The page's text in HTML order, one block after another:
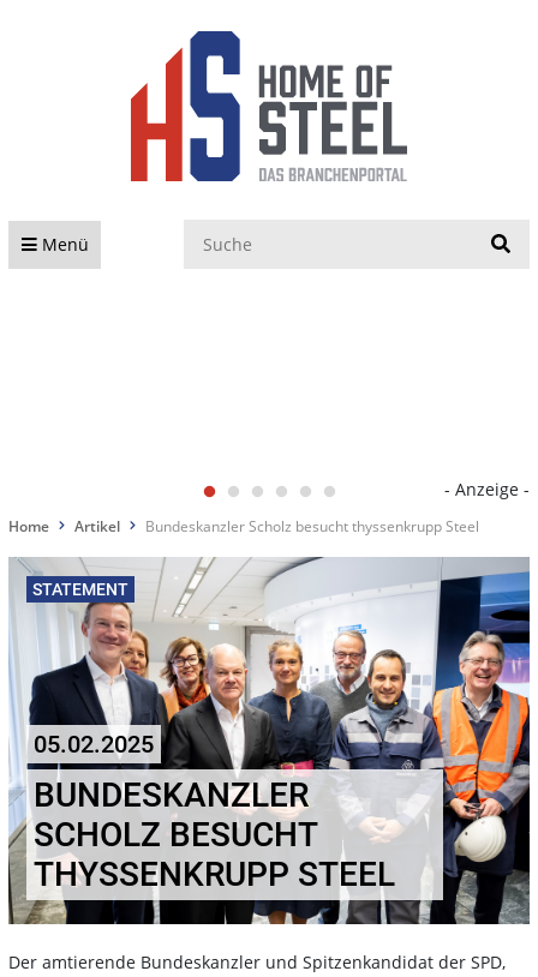
Menü
- Anzeige -
Home Artikel Bundeskanzler Scholz besucht thyssenkrupp Steel
STATEMENT
05.02.2025
BUNDESKANZLER
SCHOLZ BESUCHT
THYSSENKRUPP STEEL
Der amtierende Bundeskanzler und Spitzenkandidat der SPD,